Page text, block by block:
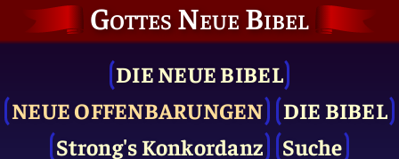
Gottes Neue Bibel
DIE NEUE BIBEL
NEUE OFFENBARUNGEN
DIE BIBEL
Strong's Konkordanz
Suche